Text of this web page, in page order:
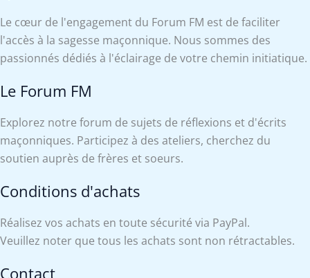
Le cœur de l'engagement du Forum FM est de faciliter
l'accès à la sagesse maçonnique. Nous sommes des
passionnés dédiés à l'éclairage de votre chemin initiatique.
Le Forum FM
Explorez notre forum de sujets de réflexions et d'écrits
maçonniques. Participez à des ateliers, cherchez du
soutien auprès de frères et soeurs.
Conditions d'achats
Réalisez vos achats en toute sécurité via PayPal.
Veuillez noter que tous les achats sont non rétractables.
Contact